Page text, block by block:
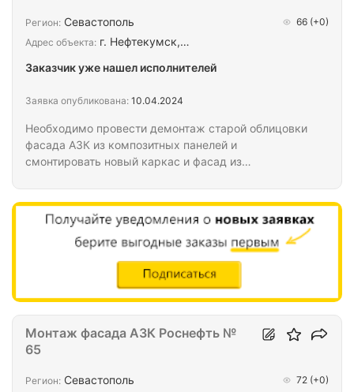
Необходимо провести демонтаж старой облицовки
фасада АЗК из композитных панелей и
смонтировать новый каркас и фасад из
высылаем по запросу.
Регион: Севастополь 66 (+0)
Адрес объекта: г. Нефтекумск,…
Заказчик уже нашел исполнителей
Заявка опубликована: 10.04.2024
Монтаж фасада АЗК Роснефть №
65
Регион: Севастополь 72 (+0)